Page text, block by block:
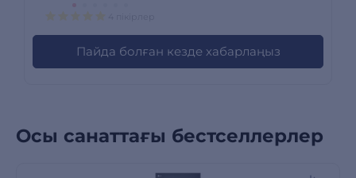
Пайда болған кезде хабарлаңыз
Осы санаттағы бестселлерлер